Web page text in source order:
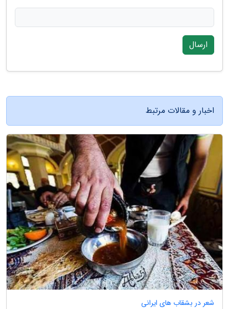
ارسال
اخبار و مقالات مرتبط
شعر در بشقاب های ایرانی